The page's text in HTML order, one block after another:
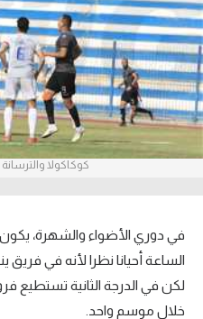
آراء حرة
ركن الألعاب
بطولات
أمريكا 2026
الدوري المصري
الدوري الإسباني
الدوري الإيطالي
كوكاكولا والترسانة
في دوري الأضواء والشهرة،
الساعة أحيانا نظرا لأنه في
لكن في الدرجة الثانية تستطيع
خلال موسم واحد.